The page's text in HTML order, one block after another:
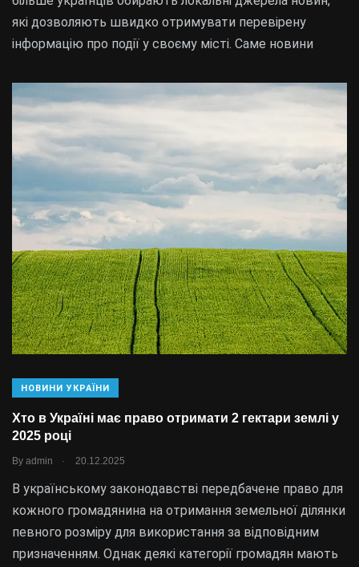
які дозволяють швидко отримувати перевірену
інформацію про події у своєму місті. Саме новини
НОВИНИ УКРАЇНИ
Хто в Україні має право отримати 2 гектари землі у
2025 році
By admin . 20.12.2025
В українському законодавстві передбачене право для
кожного громадянина на отримання земельної ділянки
певного розміру для використання за відповідним
призначенням. Однак деякі категорії громадян мають